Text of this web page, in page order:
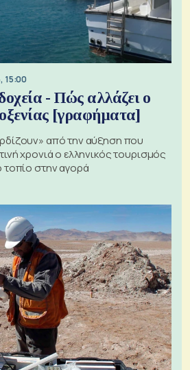
15:00
- Πώς αλλάζει ο
[γραφήματα]
από την αύξηση που
χρονιά ο ελληνικός τουρισμός
τοπίο στην αγορά